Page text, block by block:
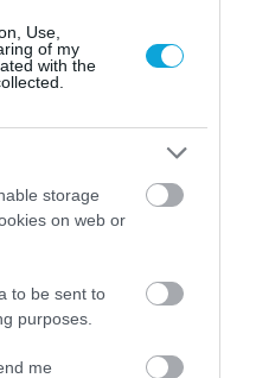
Use,
of my
with the
storage
on web or
to be sent to
purposes.
me